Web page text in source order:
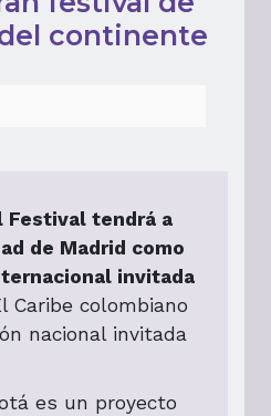
continente
Festival tendrá a
de Madrid como
invitada
Caribe colombiano
nacional invitada
es un proyecto